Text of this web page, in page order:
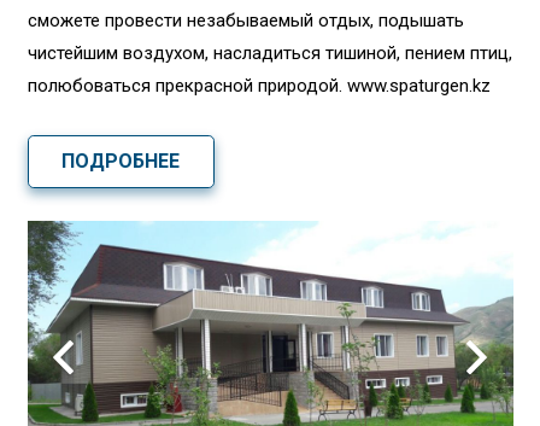
сможете провести незабываемый отдых, подышать
чистейшим воздухом, насладиться тишиной, пением птиц,
полюбоваться прекрасной природой. www.spaturgen.kz
ПОДРОБНЕЕ